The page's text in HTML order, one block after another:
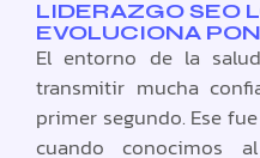
LIDERAZGO SEO
EVOLUCIONA
El entorno de la
transmitir mucha
primer segundo. Ese
cuando conocimos